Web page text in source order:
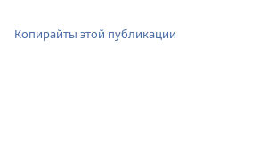
Копирайты этой публикации